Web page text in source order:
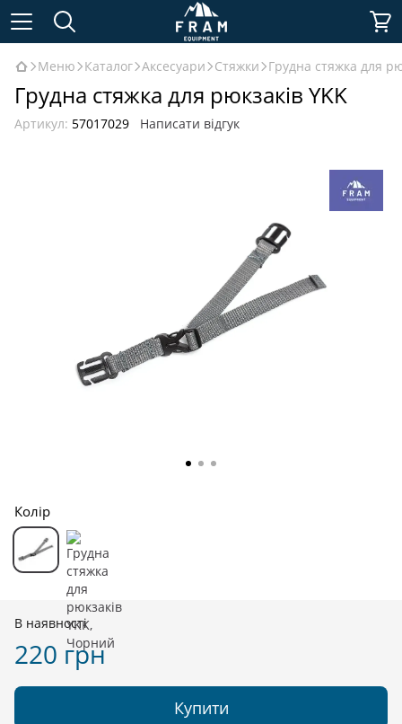
Меню Каталог Аксесуари Стяжки Грудна стяжка для
Грудна стяжка для рюкзаків YKK
Артикул: 57017029 Написати відгук
Колір
В наявності
220 грн
Купити